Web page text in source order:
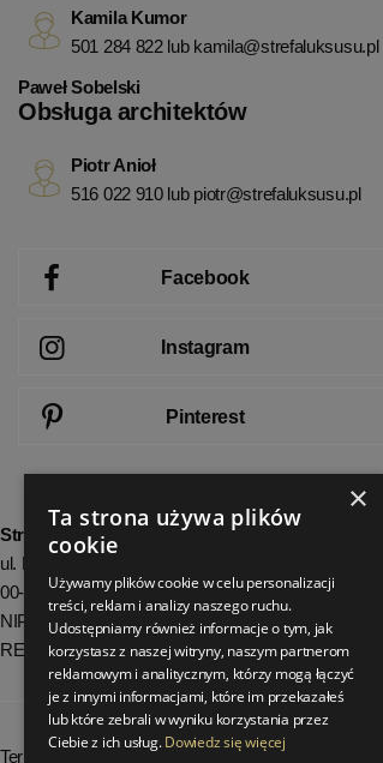
Kamila Kumor
501 284 822 lub kamila@strefaluksusu.pl
Paweł Sobelski
Obsługa architektów
Piotr Anioł
516 022 910 lub piotr@strefaluksusu.pl
Facebook
Instagram
Pinterest
StrefaLuksusu.pl
ul. Bartycka 24/26 Pawilon 227
00-716 Warszawa
NIP: 8251972213
REGON: 06035139
Terminy realizacji zamówień
×
Ta strona używa plików
cookie
Używamy plików cookie w celu personalizacji
treści, reklam i analizy naszego ruchu.
Udostępniamy również informacje o tym, jak
korzystasz z naszej witryny, naszym partnerom
reklamowym i analitycznym, którzy mogą łączyć
je z innymi informacjami, które im przekazałeś
lub które zebrali w wyniku korzystania przez
Ciebie z ich usług.Dowiedz się więcej